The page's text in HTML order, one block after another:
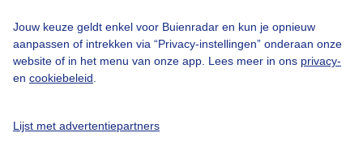
Jouw keuze geldt enkel voor Buienradar en kun je opnieuw
aanpassen of intrekken via “Privacy-instellingen” onderaan onze
website of in het menu van onze app. Lees meer in ons privacy-
en cookiebeleid
Lijst met advertentiepartners
Cookie beleid
Privacy instellingen
Gratis weerdata
@BuienradarNL